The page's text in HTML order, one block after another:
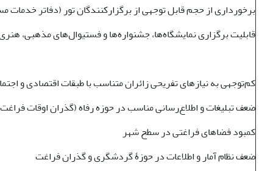
برخورداری از حجم قابل توجهی از برگزارکنندگان تور (دفاتر
قابلیت برگزاری نمایشگاه‌ها، جشنواره‌ها و فستیوال‌های مذهبی،
کم‌توجهی به نیازهای تفریحی زائران متناسب با طبقات اقتصادی و
ضعف تبلیغات و اطلاع‌رسانی مناسب در حوزه رفاه (گذران اوقات
کمبود فضاهای فراغتی در سطح شهر
ضعف نظام آمار و اطلاعات در حوزۀ گردشگری و گذران فراغت